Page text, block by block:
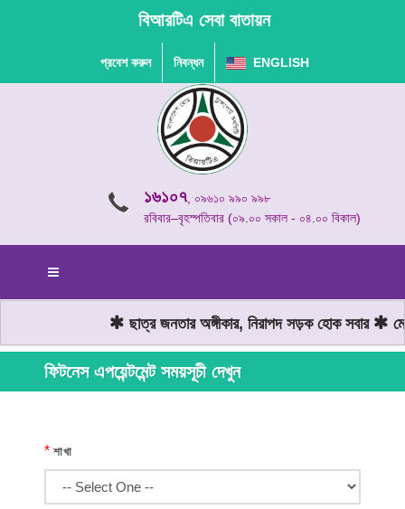
বিআরটিএ সেবা বাতায়ন
প্রবেশ করুন নিবন্ধন ENGLISH
১৬১০৭, ০৯৬১০ ৯৯০ ৯৯৮
রবিবার–বৃহস্পতিবার (০৯.০০ সকাল - ০৪.০০ বিকাল)
ছাত্র জনতার অঙ্গীকার, নিরাপদ সড়ক হোক সবার
ফিটনেস এপয়েন্টমেন্ট সময়সূচী দেখুন
* শাখা